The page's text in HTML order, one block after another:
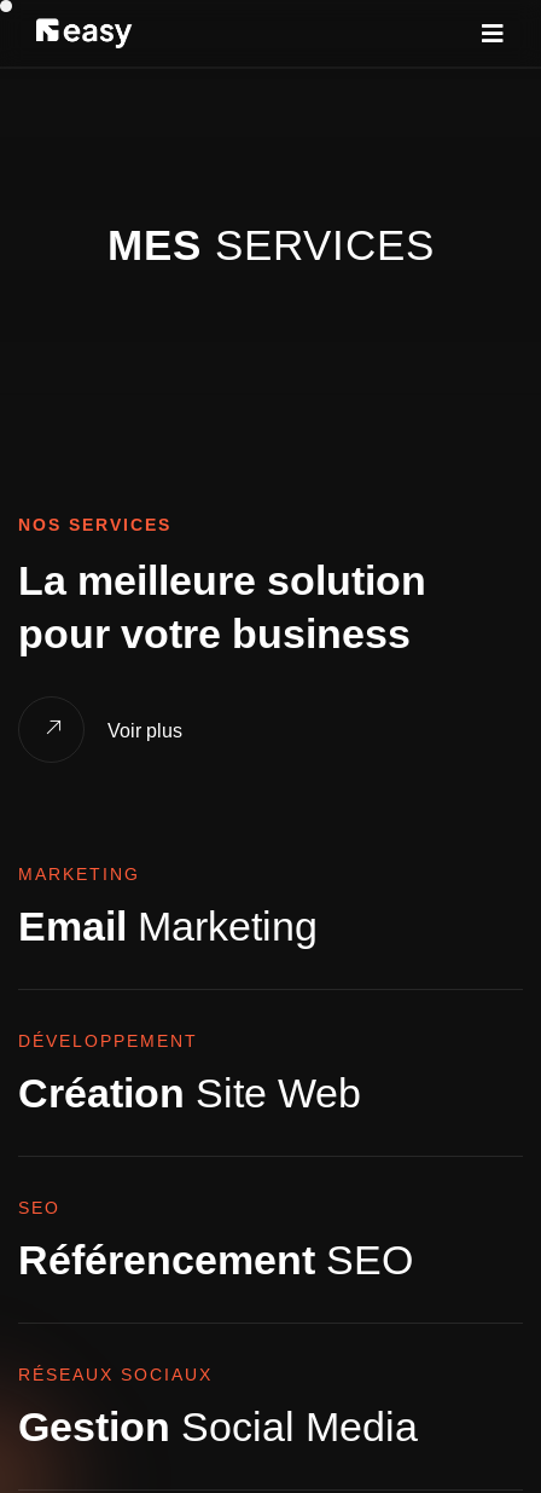
MES SERVICES
NOS SERVICES
La meilleure solution
pour votre business
Voir plus
MARKETING
Email Marketing
DÉVELOPPEMENT
Création Site Web
SEO
Référencement SEO
RÉSEAUX SOCIAUX
Gestion Social Media